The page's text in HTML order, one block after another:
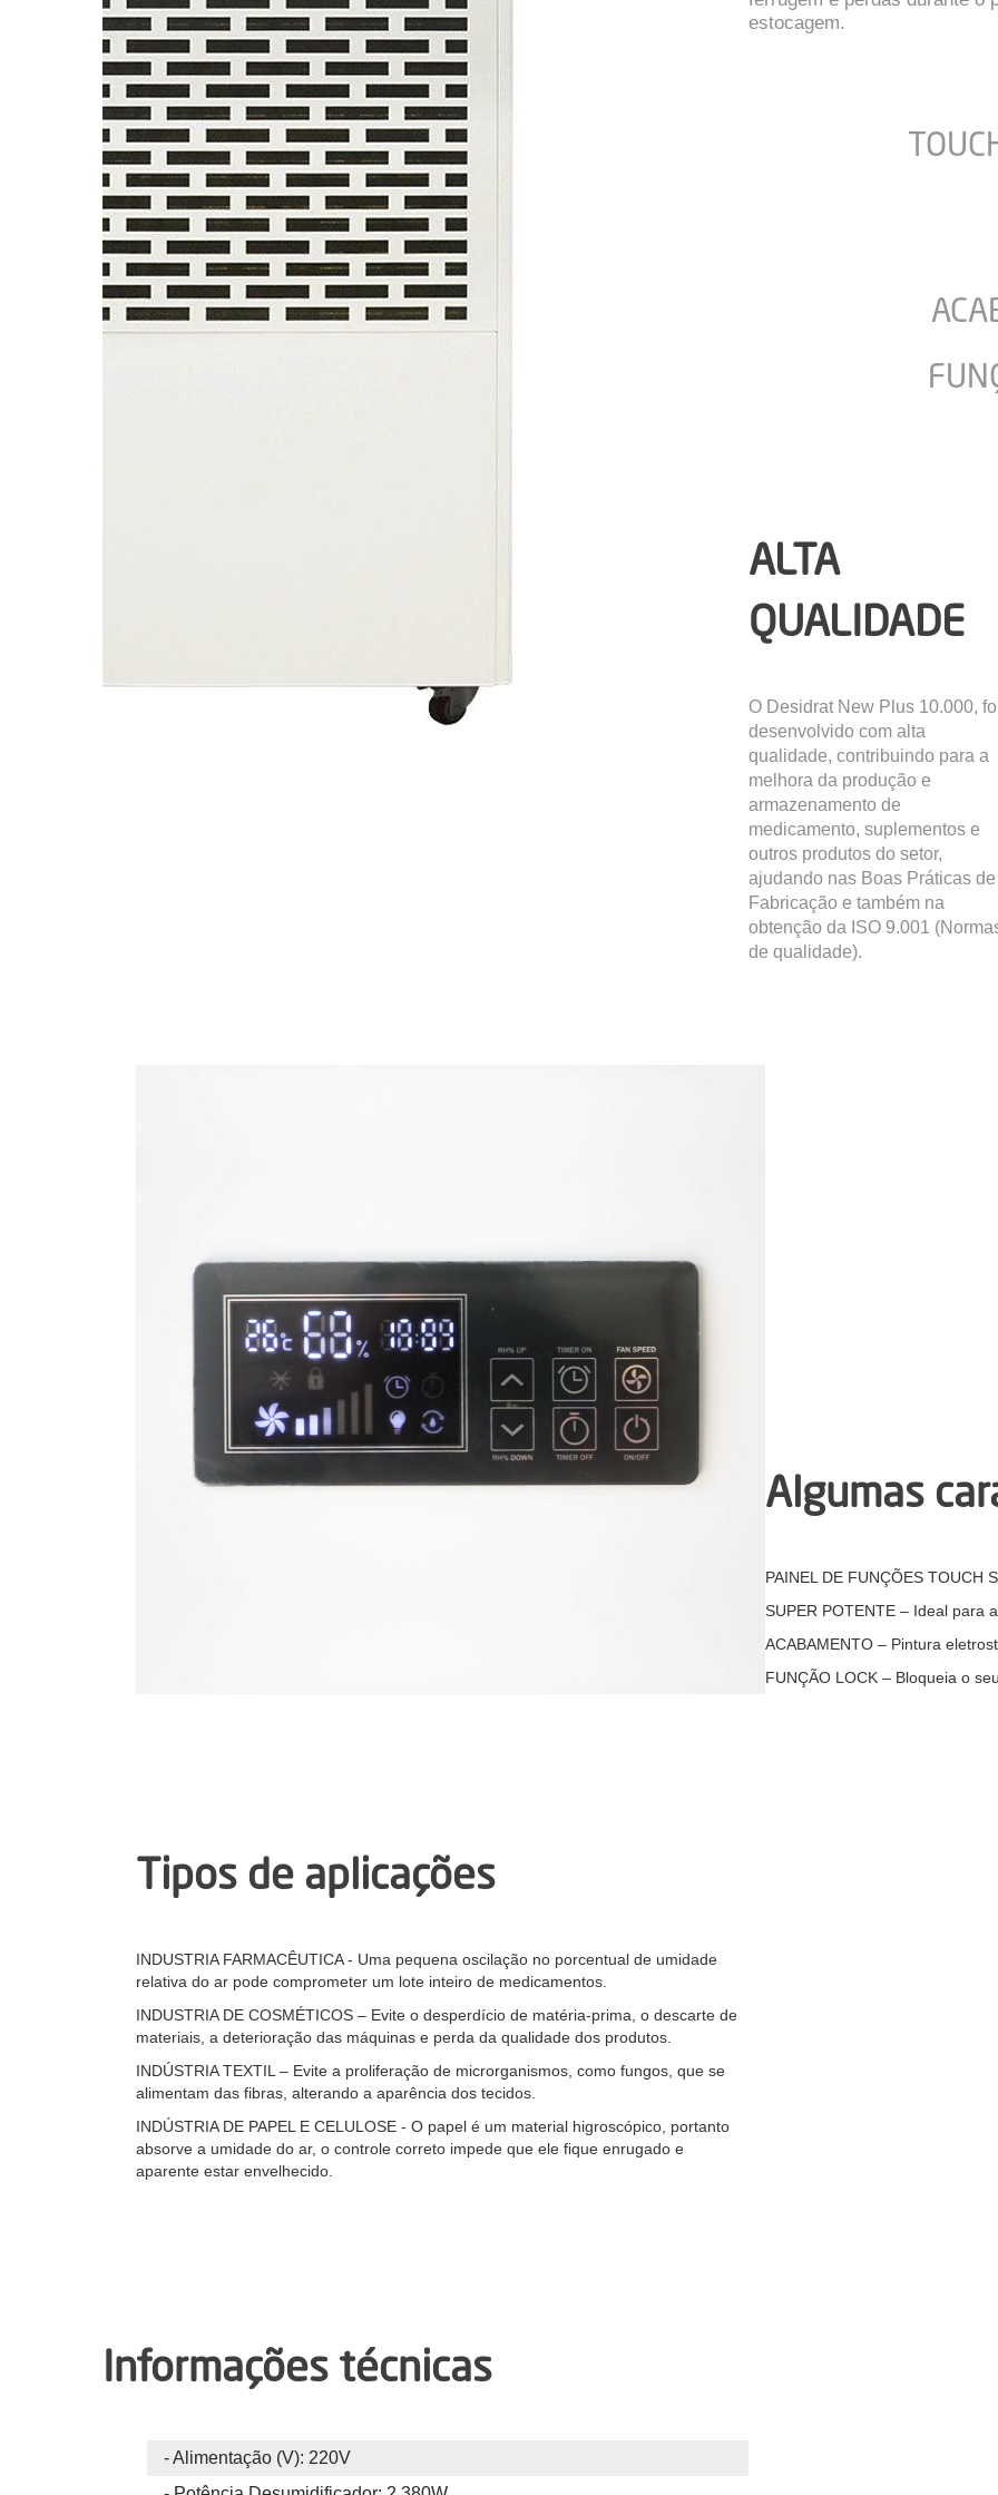
estocagem.
ALTA
QUALIDADE
O Desidrat New Plus 10.000,
desenvolvido com alta
qualidade, contribuindo para a
melhora da produção e
armazenamento de
medicamento, suplementos e
outros produtos do setor,
ajudando nas Boas Práticas de
Fabricação e também na
obtenção da ISO 9.001
de qualidade).
Algumas
PAINEL DE FUNÇÕES TOUCH
SUPER POTENTE – Ideal para
ACABAMENTO – Pintura
FUNÇÃO LOCK – Bloqueia o
Tipos de aplicações
INDUSTRIA FARMACÊUTICA - Uma pequena oscilação no porcentual de umidade
relativa do ar pode comprometer um lote inteiro de medicamentos.
INDUSTRIA DE COSMÉTICOS – Evite o desperdício de matéria-prima, o descarte de
materiais, a deterioração das máquinas e perda da qualidade dos produtos.
INDÚSTRIA TEXTIL – Evite a proliferação de microrganismos, como fungos, que se
alimentam das fibras, alterando a aparência dos tecidos.
INDÚSTRIA DE PAPEL E CELULOSE - O papel é um material higroscópico, portanto
absorve a umidade do ar, o controle correto impede que ele fique enrugado e
aparente estar envelhecido.
Informações técnicas
Alimentação (V): 220V